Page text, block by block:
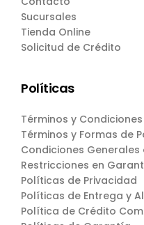
Sucursales
Tienda Online
Solicitud de Crédito
Políticas
Términos y
Términos y Formas de
Condiciones Generales
Restricciones en
Políticas de Privacidad
Políticas de Entrega y
Política de Crédito